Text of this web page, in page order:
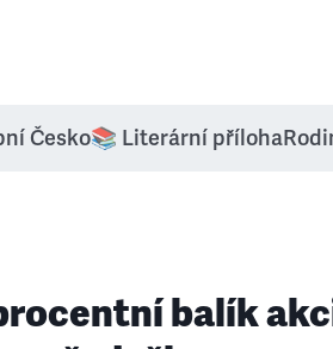
Česko📚 Literární příloha
balík